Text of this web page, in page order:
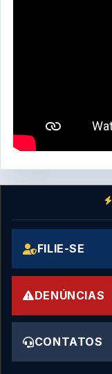
FILIE-SE
DENÚNCIAS
CONTATOS